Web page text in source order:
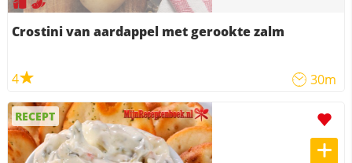
Crostini van aardappel met gerookte zalm
4 30m
RECEPT